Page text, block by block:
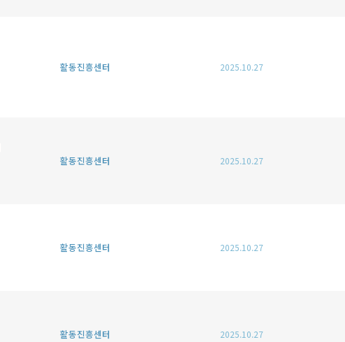
활동진흥센터 2025.10.27
활동진흥센터 2025.10.27
활동진흥센터 2025.10.27
활동진흥센터 2025.10.27